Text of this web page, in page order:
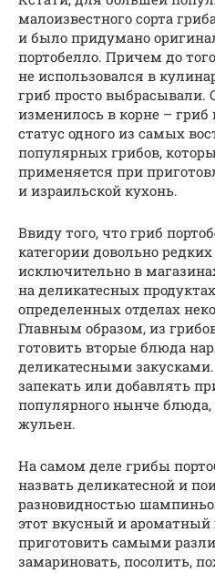
малоизвестного сорта
и было придумано
портобелло. Причем до
не использовался в
гриб просто выбрасывали.
изменилось в корне – гриб
статус одного из самых
популярных грибов,
применяется при
и израильской кухонь.
Ввиду того, что гриб
категории довольно
исключительно в
на деликатесных
определенных отделах
Главным образом, из
готовить вторые блюда
деликатесными
запекать или добавлять
популярного нынче блюда,
жульен.
На самом деле грибы
назвать деликатесной и
разновидностью
этот вкусный и
приготовить самыми
замариновать, посолить,